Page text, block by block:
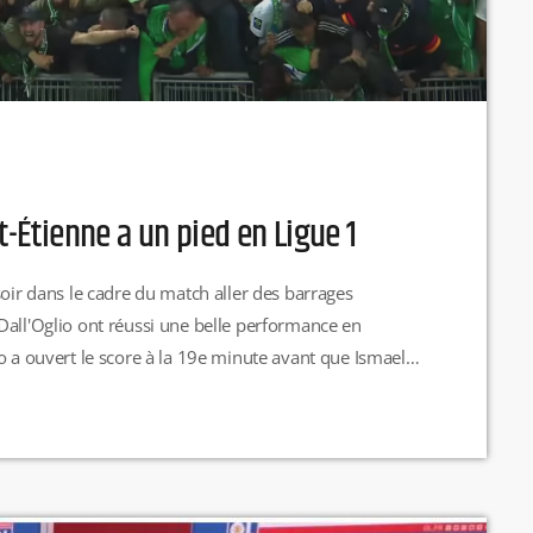
a un pied en Ligue 1
dans le cadre du match aller des barrages
ont réussi une belle performance en
ouvert le score à la 19e minute avant que Ismael